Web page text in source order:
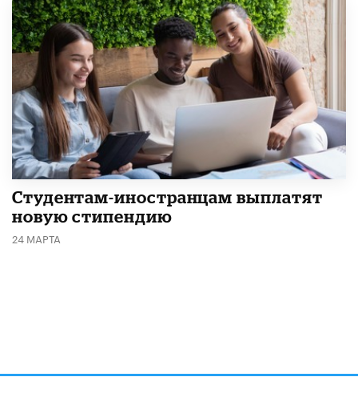
Студентам-иностранцам выплатят
новую стипендию
24 МАРТА